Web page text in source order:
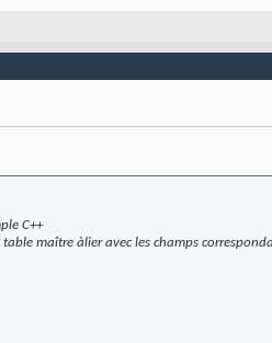
C++
maître àlier avec les champs